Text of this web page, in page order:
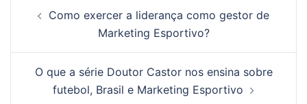
Como exercer a liderança como gestor de
Marketing Esportivo?
O que a série Doutor Castor nos ensina sobre
futebol, Brasil e Marketing Esportivo